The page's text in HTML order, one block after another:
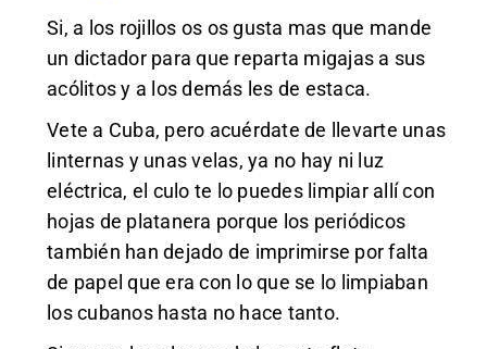
Si, a los rojillos os os gusta mas que mande
un dictador para que reparta migajas a sus
acólitos y a los demás les de estaca.
Vete a Cuba, pero acuérdate de llevarte unas
linternas y unas velas, ya no hay ni luz
eléctrica, el culo te lo puedes limpiar allí con
hojas de platanera porque los periódicos
también han dejado de imprimirse por falta
de papel que era con lo que se lo limpiaban
los cubanos hasta no hace tanto.